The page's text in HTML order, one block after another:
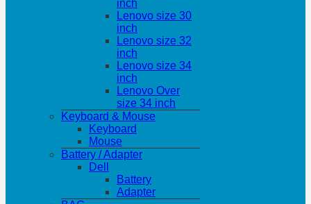
inch
Lenovo size 30
inch
Lenovo size 32
inch
Lenovo size 34
inch
Lenovo Over
size 34 inch
Keyboard & Mouse
Keyboard
Mouse
Battery / Adapter
Dell
Battery
Adapter